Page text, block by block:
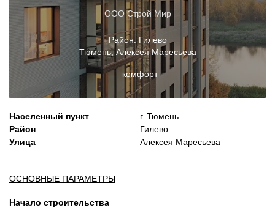
ООО Строй Мир
Район: Гилево
Тюмень,Алексея Маресьева
комфорт
Населенный пункт
Район
Улица
ОСНОВНЫЕ ПАРАМЕТРЫ
Начало строительства
г. Тюмень
Гилево
Алексея Маресьева